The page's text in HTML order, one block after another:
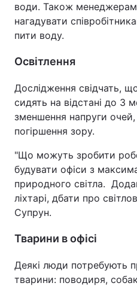
води. Також менеджерам
нагадувати
пити воду.
Освітлення
Дослідження свідчать,
сидять на відстані до 3
зменшення напруги
погіршення зору.
"Що можуть зробити
будувати офіси з
природного світла.
ліхтарі, дбати про
Супрун.
Тварини в офісі
Деякі люди потребують
тварини: поводиря,